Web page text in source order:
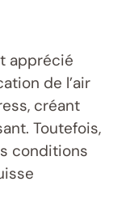
apprécié
de l’air
créant
Toutefois,
conditions